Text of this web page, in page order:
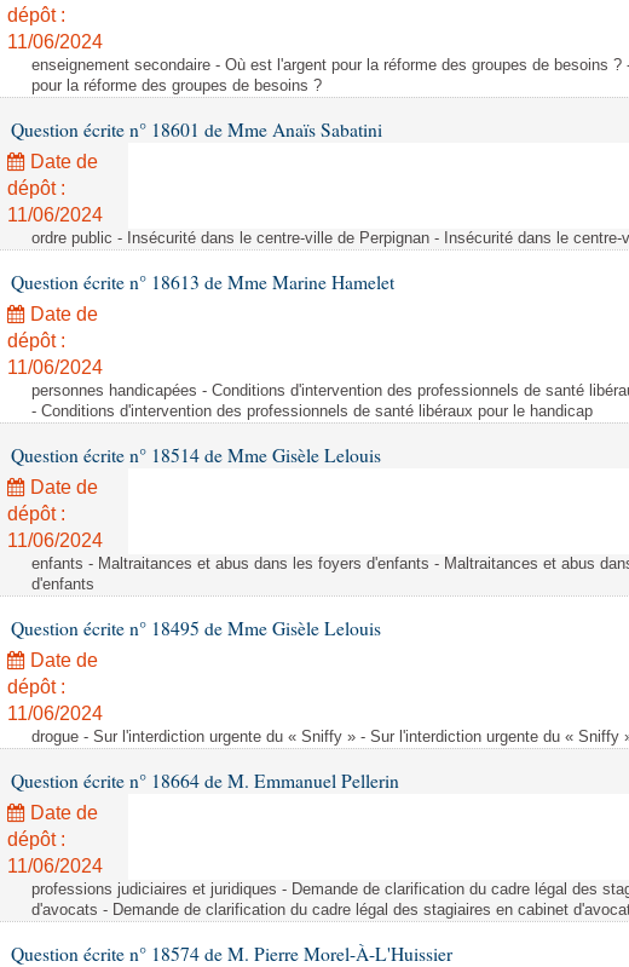
dépôt :
11/06/2024
enseignement secondaire - Où est l'argent pour la réforme des groupes de besoins ?
pour la réforme des groupes de besoins ?
Question écrite n° 18601 de Mme Anaïs Sabatini
Date de
dépôt :
11/06/2024
ordre public - Insécurité dans le centre-ville de Perpignan - Insécurité dans le centre-
Question écrite n° 18613 de Mme Marine Hamelet
Date de
dépôt :
11/06/2024
personnes handicapées - Conditions d'intervention des professionnels de santé
- Conditions d'intervention des professionnels de santé libéraux pour le handicap
Question écrite n° 18514 de Mme Gisèle Lelouis
Date de
dépôt :
11/06/2024
enfants - Maltraitances et abus dans les foyers d'enfants - Maltraitances et abus
d'enfants
Question écrite n° 18495 de Mme Gisèle Lelouis
Date de
dépôt :
11/06/2024
drogue - Sur l'interdiction urgente du « Sniffy » - Sur l'interdiction urgente du « Sniffy
Question écrite n° 18664 de M. Emmanuel Pellerin
Date de
dépôt :
11/06/2024
professions judiciaires et juridiques - Demande de clarification du cadre légal des
d'avocats - Demande de clarification du cadre légal des stagiaires en cabinet
Question écrite n° 18574 de M. Pierre Morel-À-L'Huissier